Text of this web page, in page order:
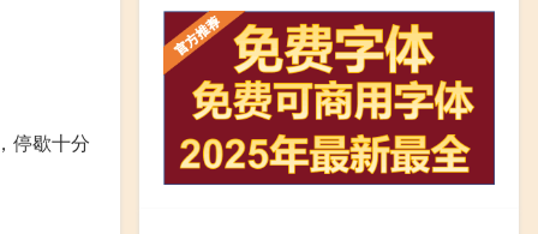
停歇十分